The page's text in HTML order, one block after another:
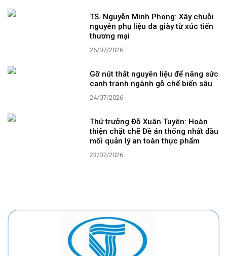
TS. Nguyễn Minh Phong: Xây chuỗi
nguyên phụ liệu da giày từ xúc tiến
thương mại
26/07/2026
Gỡ nút thắt nguyên liệu để nâng sức
cạnh tranh ngành gỗ chế biến sâu
24/07/2026
Thứ trưởng Đỗ Xuân Tuyên: Hoàn
thiện chặt chẽ Đề án thống nhất đầu
mối quản lý an toàn thực phẩm
23/07/2026